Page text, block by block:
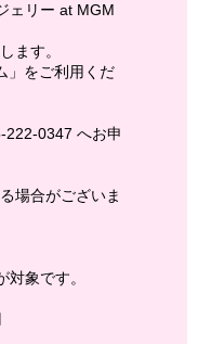
ェリー at MGM
ます。
」をご利用くだ
222-0347 へお申
場合がございま
象です。